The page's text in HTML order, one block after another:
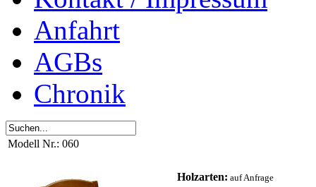
Anfahrt
AGBs
Chronik
Modell Nr.: 060
Holzarten: auf Anfrage